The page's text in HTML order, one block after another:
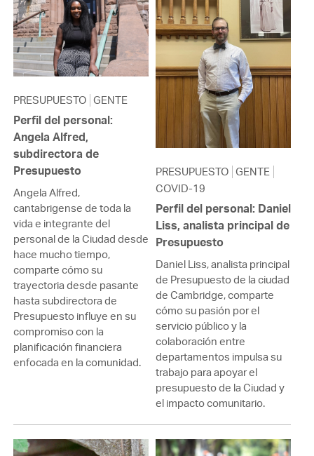
PRESUPUESTO GENTE
Perfil del personal:
Angela Alfred,
subdirectora de
Presupuesto
Angela Alfred,
cantabrigense de toda la
vida e integrante del
personal de la Ciudad desde
hace mucho tiempo,
comparte cómo su
trayectoria desde pasante
hasta subdirectora de
Presupuesto influye en su
compromiso con la
planificación financiera
enfocada en la comunidad.
PRESUPUESTO GENTE
COVID-19
Perfil del personal: Daniel
Liss, analista principal de
Presupuesto
Daniel Liss, analista principal
de Presupuesto de la ciudad
de Cambridge, comparte
cómo su pasión por el
servicio público y la
colaboración entre
departamentos impulsa su
trabajo para apoyar el
presupuesto de la Ciudad y
el impacto comunitario.